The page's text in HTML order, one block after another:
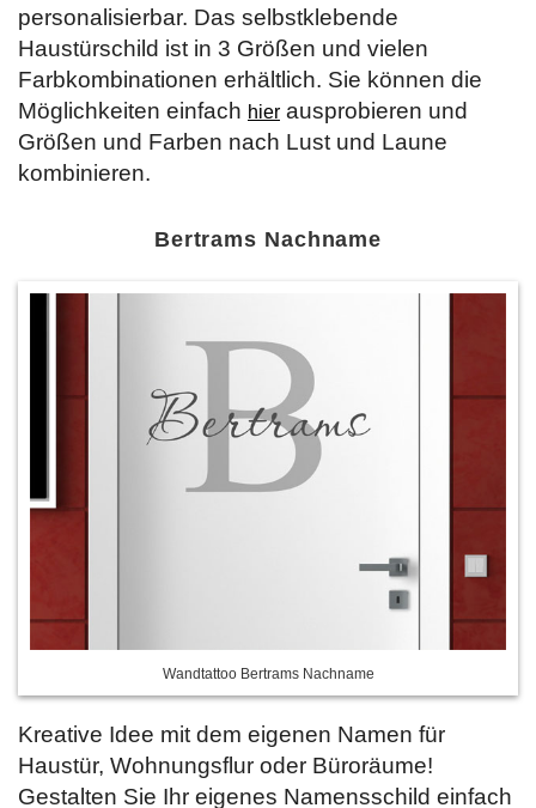
personalisierbar. Das selbstklebende
Haustürschild ist in 3 Größen und vielen
Farbkombinationen erhältlich. Sie können die
Möglichkeiten einfach hier ausprobieren und
Größen und Farben nach Lust und Laune
kombinieren.
Bertrams Nachname
Wandtattoo Bertrams Nachname
Kreative Idee mit dem eigenen Namen für
Haustür, Wohnungsflur oder Büroräume!
Gestalten Sie Ihr eigenes Namensschild einfach